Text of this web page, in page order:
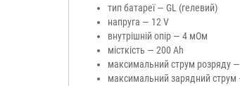
тип батареї — GL (гелевий)
напруга — 12 V
внутрішній опір — 4 мОм
місткість — 200 Ah
максимальний струм розряду
максимальний зарядний струм